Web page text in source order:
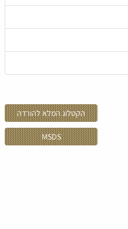
הקטלוג המלא להורדה
MSDS